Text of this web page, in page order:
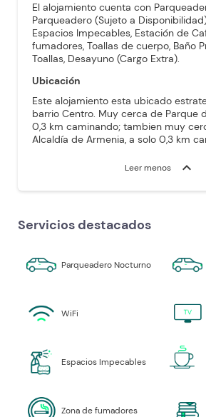
El alojamiento cuenta con
Parqueadero (Sujeto a
Espacios Impecables, Estación de
fumadores, Toallas de cuerpo, Baño
Toallas, Desayuno (Cargo Extra).
Ubicación
Este alojamiento esta ubicado
barrio Centro. Muy cerca de Parque
0,3 km caminando; tambien muy
Alcaldía de Armenia, a solo 0,3 km
Leer menos expand_more
Servicios destacados
Parqueadero Nocturno
WiFi
Espacios Impecables
Zona de fumadores